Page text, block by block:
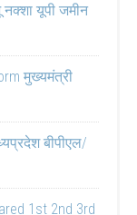
नक्शा यूपी जमीन
मुख्यमंत्री
बीपीएल/
1st 2nd 3rd